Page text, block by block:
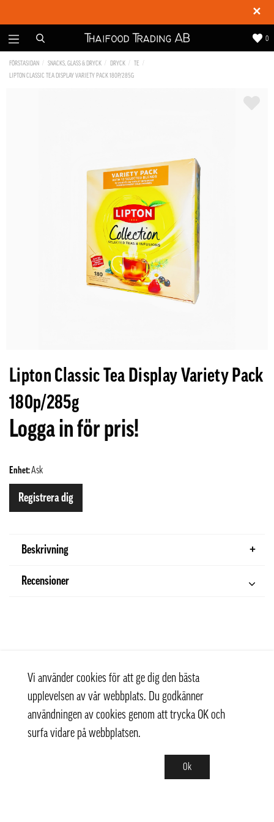
✕
0
FÖRSTASIDAN SNACKS, GLASS & DRYCK DRYCK
TE
LIPTON CLASSIC TEA DISPLAY VARIETY PACK 180P/285G
Lipton Classic Tea Display Variety Pack
180p/285g
Logga in för pris!
Enhet:Ask
Registrera dig
Beskrivning
Recensioner
Vi använder cookies för att ge dig den bästa
upplevelsen av vår webbplats. Du godkänner
användningen av cookies genom att trycka OK och
surfa vidare på webbplatsen.
Ok